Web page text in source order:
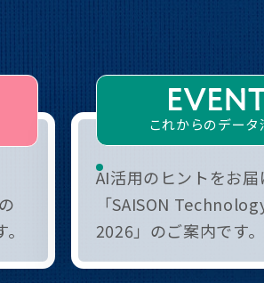
これからのデータ
AI活用のヒントをお
「SAISON
2026」のご案内です。